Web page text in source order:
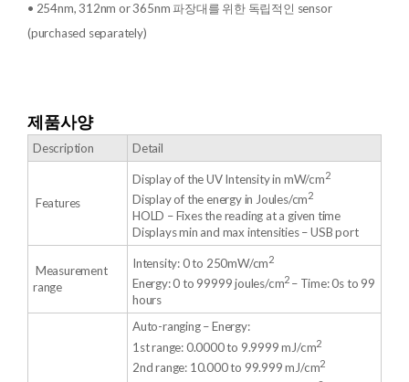
• 254nm, 312nm or 365nm 파장대를 위한 독립적인 sensor
(purchased separately)
제품사양
Description Detail
Features
Display of the UV Intensity in mW/cm2
Display of the energy in Joules/cm2
HOLD – Fixes the reading at a given time
Displays min and max intensities – USB port
Measurement
range
Intensity: 0 to 250mW/cm2
Energy: 0 to 99999 joules/cm2 – Time: 0s to 99
hours
Auto-ranging – Energy:
1st range: 0.0000 to 9.9999 mJ/cm2
2nd range: 10.000 to 99.999 mJ/cm2